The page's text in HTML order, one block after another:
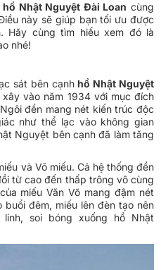
hồ Nhật Nguyệt Đài Loan cùng
này sẽ giúp bạn tối ưu được
Hãy cùng tìm hiểu xem đó là
nhé!
sát bên cạnhhồ Nhật Nguyệt
vào năm 1934 với mục đích
đền mang nét kiến trúc độc
như thể lạc vào không gian
Nguyệt bên cạnh đã làm tăng
và Võ miếu. Cả hệ thống đền
từ cao đến thấp trông vô cùng
miếu Văn Võ mang đậm nét
đêm, miếu lên đèn tạo nên
soi bóng xuống hồ Nhật